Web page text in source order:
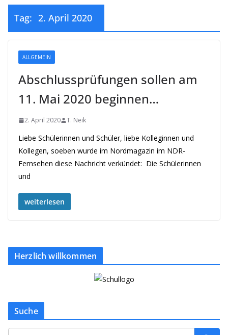
Tag: 2. April 2020
ALLGEMEIN
Abschlussprüfungen sollen am
11. Mai 2020 beginnen…
2. April 2020 T. Neik
Liebe Schülerinnen und Schüler, liebe Kolleginnen und
Kollegen, soeben wurde im Nordmagazin im NDR-
Fernsehen diese Nachricht verkündet: Die Schülerinnen
und
weiterlesen
Herzlich willkommen
Suche